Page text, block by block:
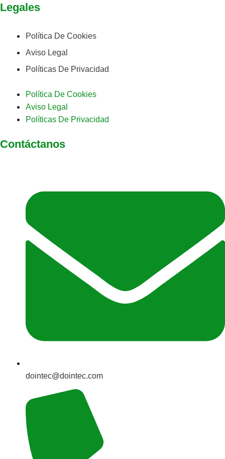
Legales
Política De Cookies
Aviso Legal
Políticas De Privacidad
Política De Cookies
Aviso Legal
Políticas De Privacidad
Contáctanos
dointec@dointec.com